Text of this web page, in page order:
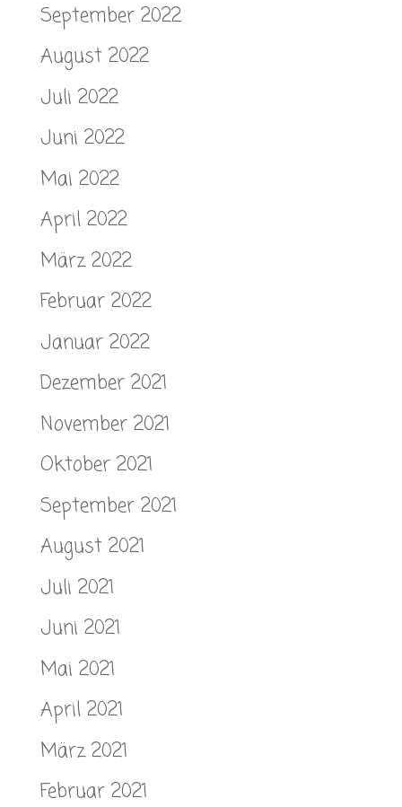
September 2022
August 2022
Juli 2022
Juni 2022
Mai 2022
April 2022
März 2022
Februar 2022
Januar 2022
Dezember 2021
November 2021
Oktober 2021
September 2021
August 2021
Juli 2021
Juni 2021
Mai 2021
April 2021
März 2021
Februar 2021